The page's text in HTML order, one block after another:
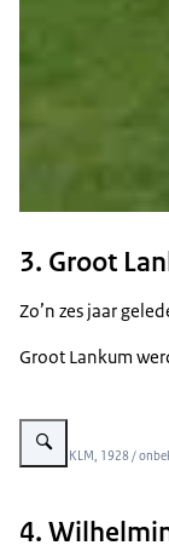
3. Groot
Zo’n zes jaar
Groot Lankum
Vergroot afbeelding
Beeld: © KLM, 1928 /
4.